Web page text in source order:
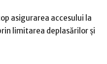
asigurarea accesului la
limitarea deplasărilor și